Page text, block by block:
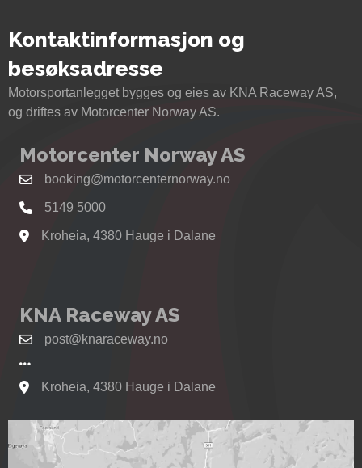
Kontaktinformasjon og
besøksadresse
Motorsportanlegget bygges og eies av KNA Raceway AS,
og driftes av Motorcenter Norway AS.
Motorcenter Norway AS
booking@motorcenternorway.no
5149 5000
Se kart til Motorcenter Norway i Sokndal
Kroheia, 4380 Hauge i Dalane
KNA Raceway AS
post@knaraceway.no
Se kart til Motorcenter Norway i Sokndal
Kroheia, 4380 Hauge i Dalane